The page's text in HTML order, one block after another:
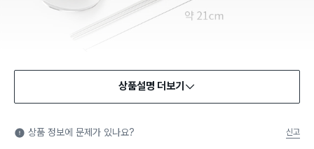
식품용 기구: 식품위생법에서 정한 규격에 따라 제조되어 식품 또
는 식품첨가물에 사용할 수 있는 식품용기구라는 표시입니다.
상품설명 더보기
상품 정보에 문제가 있나요? 신고